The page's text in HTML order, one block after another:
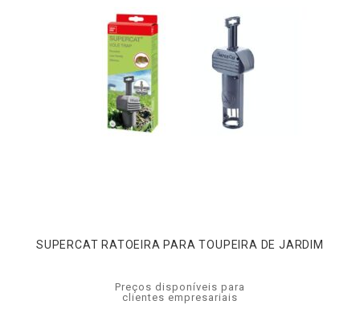
SUPERCAT RATOEIRA PARA TOUPEIRA DE JARDIM
Preços disponíveis para
clientes empresariais